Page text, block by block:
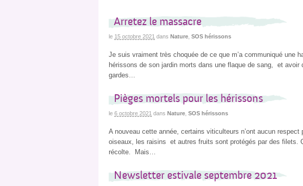
Arretez le massacre
le 15 octobre 2021 dans Nature SOS hérissons
Je suis vraiment très choquée de ce que m’a communiqué une
hérissons de son jardin morts dans une flaque de sang, et
gardes…
Pièges mortels pour les hérissons
le 6 octobre 2021 dans Nature SOS hérissons
A nouveau cette année, certains viticulteurs n’ont aucun
oiseaux, les raisins et autres fruits sont protégés par des filets.
récolte. Mais…
Newsletter estivale septembre 2021